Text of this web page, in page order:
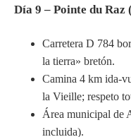
Día 9 – Pointe du Raz
Carretera D 784
la tierra» bretón.
Camina 4 km ida-
la Vieille; respeto
Área municipal de
incluida).